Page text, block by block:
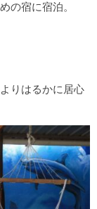
した！
の宿に宿泊。
りはるかに居心